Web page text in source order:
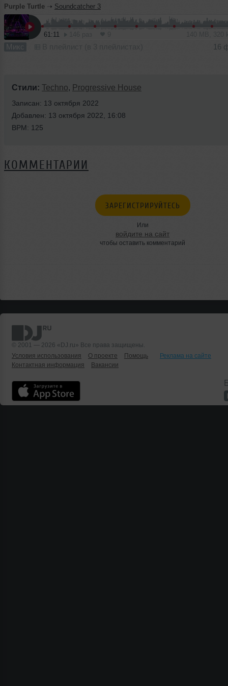
Purple Turtle ➝ Soundcatcher 3
61:11
Микс 16
Стили: Techno, Progressive House
Записан: 13 октября 2022
Добавлен: 13 октября 2022, 16:08
BPM: 125
КОММЕНТАРИИ
ЗАРЕГИСТРИРУЙТЕСЬ
Или
войдите на сайт
чтобы оставить комментарий
© 2001 — 2026 «DJ.ru» Все права защищены.
Условия использования
О проекте Помощь
Реклама на сайте
Контактная информация
Вакансии